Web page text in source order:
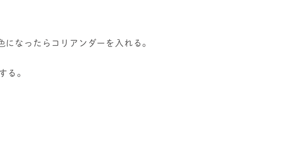
なったらコリアンダーを入れる。
る。